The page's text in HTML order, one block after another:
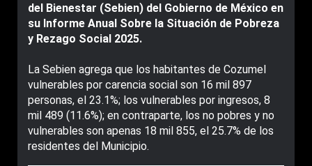
del Bienestar (Sebien) del Gobierno de México en
su Informe Anual Sobre la Situación de Pobreza
y Rezago Social 2025.
La Sebien agrega que los habitantes de Cozumel
vulnerables por carencia social son 16 mil 897
personas, el 23.1%; los vulnerables por ingresos, 8
mil 489 (11.6%); en contraparte, los no pobres y no
vulnerables son apenas 18 mil 855, el 25.7% de los
residentes del Municipio.